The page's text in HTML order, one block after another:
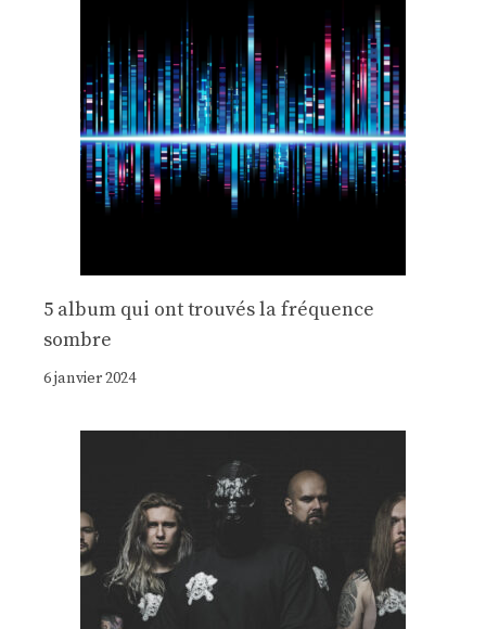
5 album qui ont trouvés la fréquence
sombre
6 janvier 2024